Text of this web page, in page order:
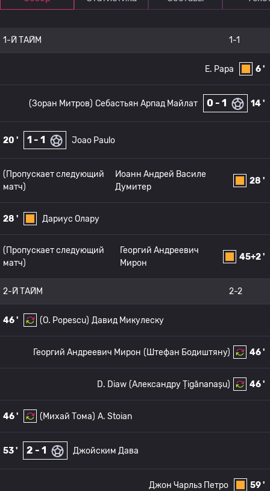
1-Й ТАЙМ 1-1
6 '
E. Papa
14 '
0 - 1
Себастьян Арпад Майлат
(Зоран Митров)
20 ' 1 - 1 Joao Paulo
28 '
Иоанн Андрей Василе
Думитер
(Пропускает следующий
матч)
28 ' Дариус Олару
45+2 '
Георгий Андреевич
Мирон
(Пропускает следующий
матч)
2-Й ТАЙМ 2-2
46 ' (O. Popescu) Давид Микулеску
46 '
(Штефан Бодиштяну)
Георгий Андреевич Мирон
46 '
(Александру Țigănanașu)
D. Diaw
46 ' (Михай Тома) A. Stoian
53 ' 2 - 1 Джойским Дава
59 '
Джон Чарльз Петро